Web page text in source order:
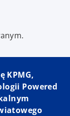
KPMG,
Powered